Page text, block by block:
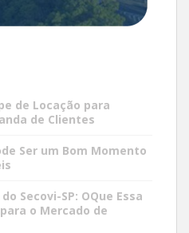
de Locação para
de Clientes
Ser um Bom Momento
Secovi-SP: OQue Essa
o Mercado de